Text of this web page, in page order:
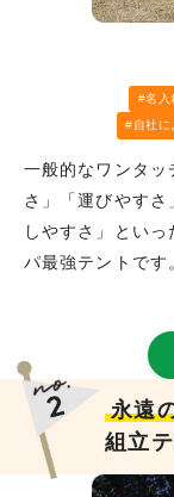
名入
自社
一般的なワンタッ
さ」「運びやす
しやすさ」とい
パ最強テントです
永遠
組立